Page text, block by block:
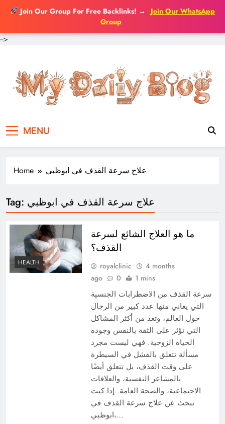
Join Our Group For Free Backlinks! →
Join Our WhatsApp
Group
-->
content
MENU
Home علاج سرعة القذف في ابوظبي
Tag: علاج سرعة القذف في ابوظبي
HEALTH
ما هو العلاج الشائع لسرعة
القذف؟
royalclinic
4 months
ago
0 1 mins
سرعة القذف من الاضطرابات الجنسية
التي يعاني منها عدد كبير من الرجال
حول العالم، وتعد من أكثر المشاكل
التي تؤثر على الثقة بالنفس وجودة
الحياة الزوجية. فهي ليست مجرد
مسألة تتعلق بالفشل في السيطرة
على وقت القذف، بل تتعلق أيضًا
بالمشاعر النفسية، والعلاقات
الاجتماعية، والصحة العامة. إذا كنت
تبحث عن علاج سرعة القذف في
ابوظبي،…